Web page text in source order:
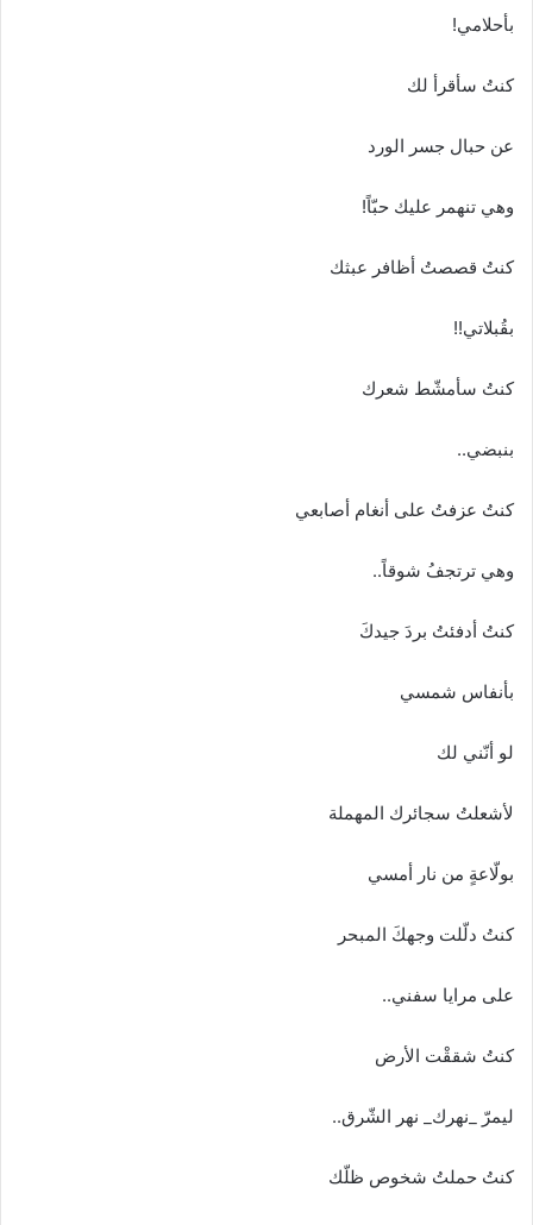
بأحلامي!
كنتُ سأقرأ لك
عن حبال جسر الورد
وهي تنهمر عليك حبّاً!
كنتُ قصصتُ أظافر عبثك
بقُبلاتي!!
كنتُ سأمشّط شعرك
بنبضي..
كنتُ عزفتُ على أنغام أصابعي
وهي ترتجفُ شوقاً..
كنتُ أدفئتُ بردَ جيدكَ
بأنفاس شمسي
لو أنّني لك
لأشعلتُ سجائرك المهملة
بولّاعةٍ من نار أمسي
كنتُ دلّلت وجهكَ المبحر
على مرايا سفني..
كنتُ شققْت الأرض
ليمرّ _نهرك_ نهر الشّرق..
كنتُ حملتُ شخوص ظلّك